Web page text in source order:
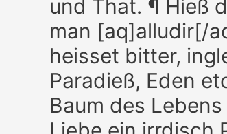
und That. ¶ Hieß
man [aq]alludir[/
heisset bitter,
Paradieß, Eden
Baum des